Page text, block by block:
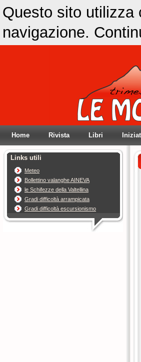
Questo sito utilizza
navigazione.
Home Rivista Libri
Links utili
Meteo
Bollettino valanghe AINEVA
le Schifezze della Valtellina
Gradi difficoltà arrampicata
Gradi difficoltà escursionismo